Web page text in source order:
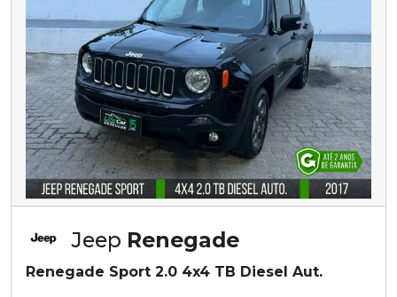
Jeep Renegade
Renegade Sport 2.0 4x4 TB Diesel Aut.